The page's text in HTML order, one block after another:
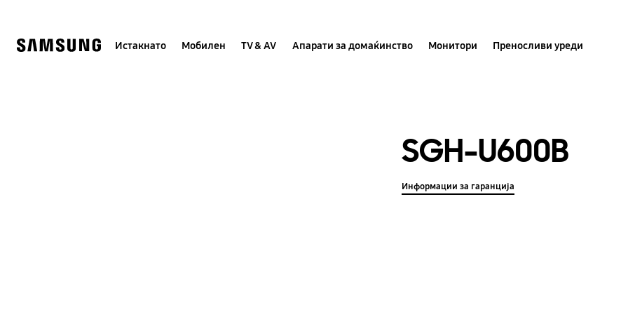
Истакнато Мобилен TV & AV Апарати за домаќинство Монитори Преносливи уреди
SGH-U600B
Информации за гаранција